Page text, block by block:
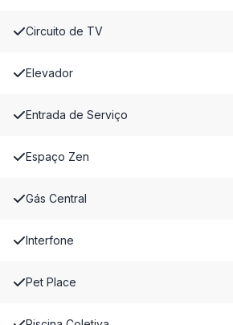
Circuito de TV
Elevador
Entrada de Serviço
Espaço Zen
Gás Central
Interfone
Pet Place